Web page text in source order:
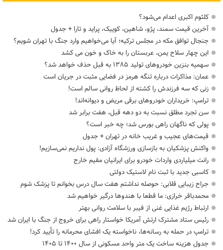
کلثوم اکبری اعدام می‌شود؟
آخرین قیمت سمند، پژو، شاهین، کوییک، پراید و تارا + جدول
جنجال توافق مکه در مجلس ترکیه؛ آیا می‌خواهیم وارد جنگ با تهران شویم؟
این چهار سلاح یمن، عربستان را به خاک و خون می کشد
سهمیه بنزین خودروهای تولید ۱۳۸۵ به قبل حذف خواهد شد؟
عمان: مذاکرات درباره تنگه هرمز در فضایی مثبت در جریان است
زنی که سه فرزندش را کشته از لحاظ روانی سالم است!
ترامپ: خریداران خودروهای برقی مریض و دیوانه‌اند!
سن تجرد مطلق نسبت به دو دهه قبل، هفت برابر شد
پولی که ناگهان راهی بورس شد؛ چه خبر است؟
قیمت‌های عجیب و غریب خانه در تهران + جدول
واکنش پزشکیان به بازسازی ورزشگاه آزادی: پول نداریم نمی‌سازیم!
رانت میلیاردی واردات خودرو برای ایرانیان مقیم خارج
کاسبی جدید با ثبت نام لاستیک دولتی
جراح زیبایی قلابی: حوصله نداشتم هفت سال درس بخوانم تا پزشک شوم
محمدباقر خرازی: ما قطعا با هندوها درگیر خواهیم شد
ارتباط رژیم غذایی غنی از فیبر با سلامت روانی بهتر
رئیس ستاد مشترک ارتش آمریکا خواستار راهی برای خروج از جنگ با ایران شد
ترامپ در حمله‌ به رسانه‌ها، ناخواسته یک افشای محرمانه را تأیید کرد!
جدول هزینه ساخت یک متر واحد مسکونی از سال ۱۴۰۰ تا ۱۴۰۵